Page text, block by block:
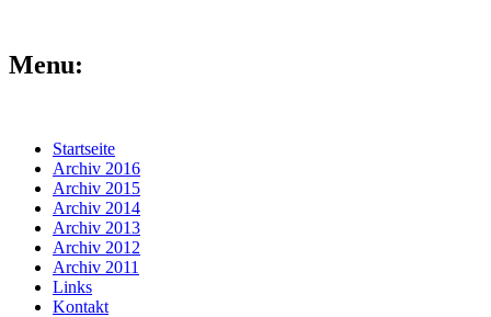
Menu:
Startseite
Archiv 2016
Archiv 2015
Archiv 2014
Archiv 2013
Archiv 2012
Archiv 2011
Links
Kontakt